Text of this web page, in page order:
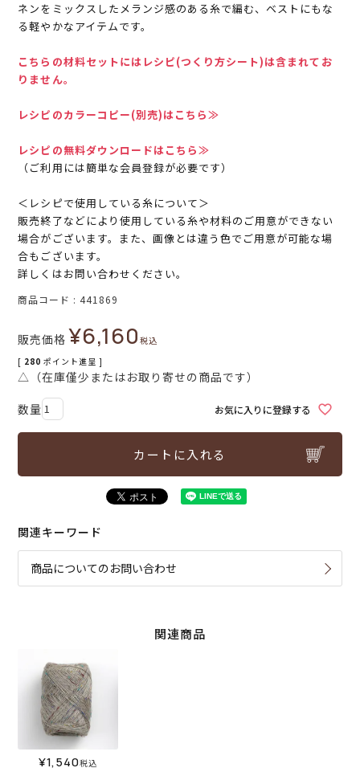
ネンをミックスしたメランジ感のある糸で編む、ベストにもな
る軽やかなアイテムです。
こちらの材料セットにはレシピ(つくり方シート)は含まれてお
りません。
レシピのカラーコピー(別売)はこちら≫
レシピの無料ダウンロードはこちら≫
（ご利用には簡単な会員登録が必要です）
＜レシピで使用している糸について＞
販売終了などにより使用している糸や材料のご用意ができない
場合がございます。また、画像とは違う色でご用意が可能な場
合もございます。
詳しくはお問い合わせください。
商品コード 441869
販売価格 ¥6,160税込
[ 280 ポイント進呈 ]
△（在庫僅少またはお取り寄せの商品です）
お気に入りに登録する
カートに入れる
関連キーワード
商品についてのお問い合わせ
関連商品
¥1,540税込